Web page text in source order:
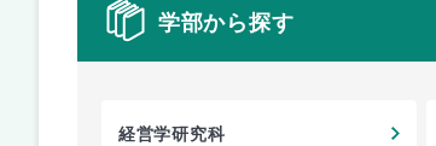
学部から探す
経営学研究科